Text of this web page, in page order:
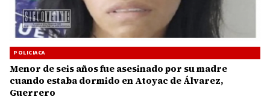
POLICIACA
Menor de seis años fue asesinado por su madre
cuando estaba dormido en Atoyac de Álvarez,
Guerrero